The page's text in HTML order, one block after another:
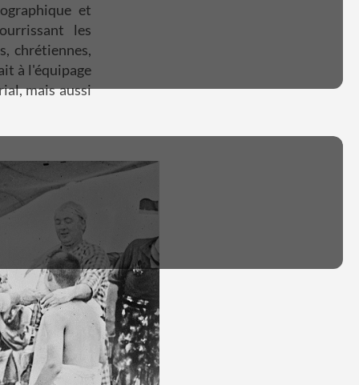
et
les
chrétiennes,
à l'équipage
mais aussi